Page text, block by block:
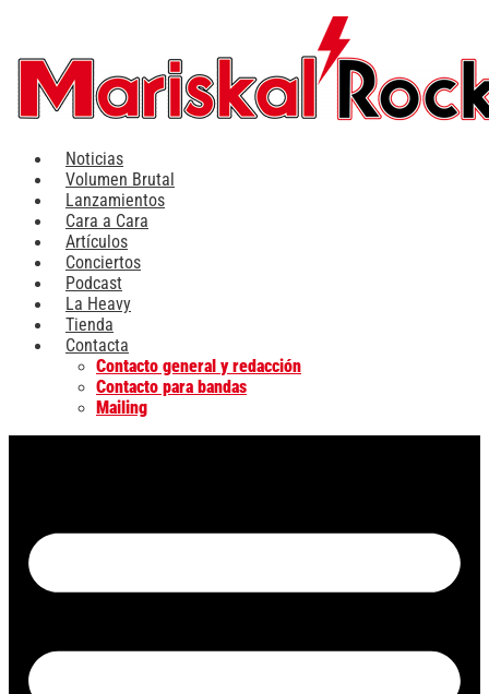
contenido
Noticias
Volumen Brutal
Lanzamientos
Cara a Cara
Artículos
Conciertos
Podcast
La Heavy
Tienda
Contacta
Contacto general y redacción
Contacto para bandas
Mailing